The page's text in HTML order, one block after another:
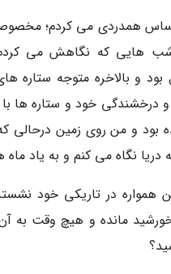
همدردی می کردم؛
شب هایی که نگاهش می کردم
بود و بالاخره متوجه ستاره
درخشندگی خود و ستاره ها
و من روی زمین درحالی
دریا نگاه می کنم و به یاد
در تاریکی خود
مانده و هیچ وقت به